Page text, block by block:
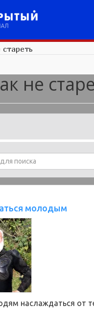
стареть
не
молодым
наслаждаться от